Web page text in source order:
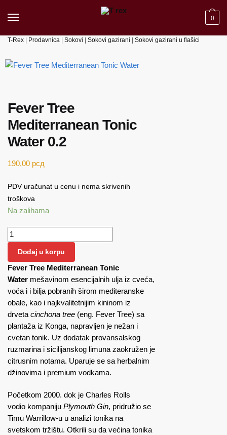
0
T-Rex Prodavnica Sokovi Sokovi gazirani Sokovi gazirani u flašici
Fever Tree
Mediterranean Tonic
Water 0.2
190,00 рсд
PDV uračunat u cenu i nema skrivenih
troškova
Na zalihama
Fever Tree Mediterranean Tonic Water 0.2 količina
Dodaj u korpu
Fever Tree Mediterranean Tonic
Water mešavinom esencijalnih ulja iz cveća,
voća i i bilja pobranih širom mediteranske
obale, kao i najkvalitetnijim kininom iz
drveta cinchona tree (eng. Fever Tree) sa
plantaža iz Konga, napravljen je nežan i
cvetan tonik. Uz dodatak provansalskog
ruzmarina i sicilijanskog limuna zaokružen je
citrusnim notama. Uparuje se sa herbalnim
džinovima i premium vodkama.
Početkom 2000. dok je Charles Rolls
vodio kompaniju Plymouth Gin, pridružio se
Timu Warrillow-u u analizi tonika na
svetskom tržištu. Otkrili su da većina tonika